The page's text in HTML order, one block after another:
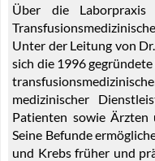
Über die
Unter der Leitung von
sich die 1996
medizinischer
Patienten sowie Ärzten
Seine Befunde
und Krebs früher und